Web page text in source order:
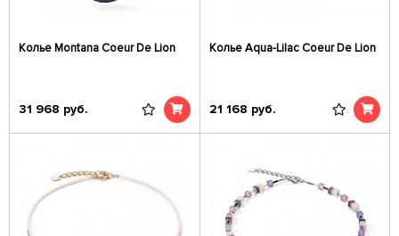
Колье Montana Coeur De Lion
31 968 руб.
Колье Aqua-Lilac Coeur De Lion
21 168 руб.